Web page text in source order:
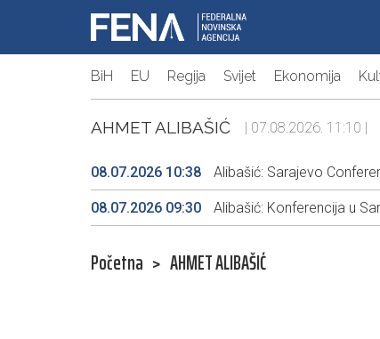
BiH EU Regija Svijet Ekonomija
AHMET ALIBAŠIĆ | 07.08.2026. 11:10 |
08.07.2026 10:38 Alibašić: Sarajevo
08.07.2026 09:30 Alibašić: Konferencija u
Početna > AHMET ALIBAŠIĆ